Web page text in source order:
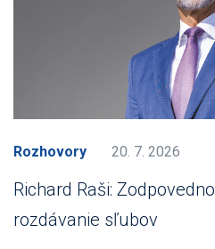
Rozhovory 20. 7. 2026
Richard Raši:
rozdávanie sľubov